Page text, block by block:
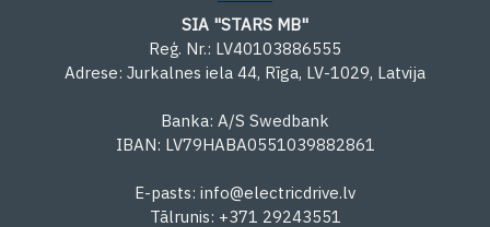
SIA "STARS MB"
Reģ. Nr.: LV40103886555
Adrese: Jurkalnes iela 44, Rīga, LV-1029, Latvija
Banka: A/S Swedbank
IBAN: LV79HABA0551039882861
E-pasts: info@electricdrive.lv
Tālrunis: +371 29243551